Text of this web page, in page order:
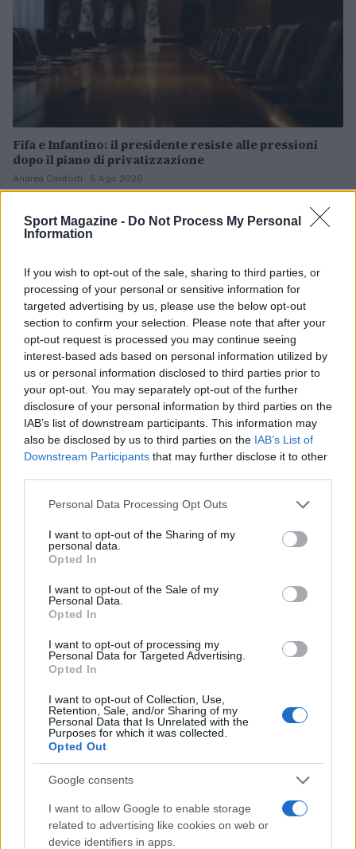
Sport Magazine - Do Not Process My Personal
Information
If you wish to opt-out of the sale, sharing to third parties, or
processing of your personal or sensitive information for
targeted advertising by us, please use the below opt-out
section to confirm your selection. Please note that after your
opt-out request is processed you may continue seeing
interest-based ads based on personal information utilized by
us or personal information disclosed to third parties prior to
your opt-out. You may separately opt-out of the further
disclosure of your personal information by third parties on the
IAB’s list of downstream participants. This information may
also be disclosed by us to third parties on the IAB’s List of
Downstream Participants that may further disclose it to other
Please note that this website/app uses one or more Google
not limited to your visit or usage behaviour. You may click to
grant or deny consent to Google and its third-party tags to
use your data for below specified purposes in below Google
consent section.
Personal Data Processing Opt Outs
I want to opt-out of the Sharing of my
personal data.
Opted In
I want to opt-out of the Sale of my
Personal Data.
Opted In
I want to opt-out of processing my
Personal Data for Targeted Advertising.
Opted In
I want to opt-out of Collection, Use,
Retention, Sale, and/or Sharing of my
Personal Data that Is Unrelated with the
Purposes for which it was collected.
Opted Out
Google consents
I want to allow Google to enable storage
related to advertising like cookies on web or
device identifiers in apps.
Fifa e Infantino: il presidente resiste alle pressioni
dopo il piano di privatizzazione
Andrea Conforti · 6 Ago 2026
Dall’Europeo Under 19 alla Serie B: il percorso di
Alessandro Dellavalle
PIÙ LETTI
A quanto ammonta il patrimonio di Andrea Pirlo?
Lazio e Milan: tutti gli ex calciatori che hanno
indossato le due maglie
estiva in diretta
Chi è Sara Gama: fidanzato, figli e vita privata